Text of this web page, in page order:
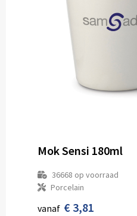
Mok Sensi 180ml
36668 op voorraad
Porcelain
vanaf € 3,81